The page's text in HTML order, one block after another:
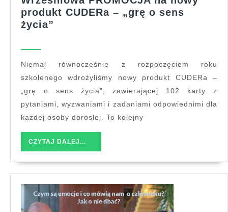
produkt CUDERa – „grę o sens
życia”
nowy
produkt
CUDERa
„grę
o
sens
życia”
Niemal równocześnie z rozpoczęciem roku
szkolenego wdrożyliśmy nowy produkt CUDERa –
„grę o sens życia”, zawierającej 102 karty z
pytaniami, wyzwaniami i zadaniami odpowiednimi dla
każdej osoby dorosłej. To kolejny
CZYTAJ DALEJ...
DALEJ...